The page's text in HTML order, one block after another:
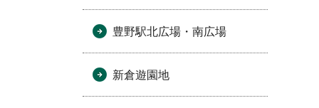
豊野駅北広場・南広場
新倉遊園地